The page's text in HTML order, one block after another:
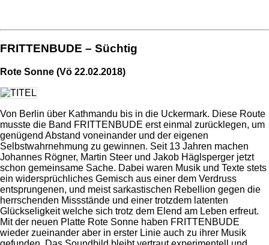
FRITTENBUDE – Süchtig
Rote Sonne (Vö 22.02.2018)
Von Berlin über Kathmandu bis in die Uckermark. Diese Route
musste die Band FRITTENBUDE erst einmal zurücklegen, um
genügend Abstand voneinander und der eigenen
Selbstwahrnehmung zu gewinnen. Seit 13 Jahren machen
Johannes Rögner, Martin Steer und Jakob Häglsperger jetzt
schon gemeinsame Sache. Dabei waren Musik und Texte stets
ein widersprüchliches Gemisch aus einer dem Verdruss
entsprungenen, und meist sarkastischen Rebellion gegen die
herrschenden Missstände und einer trotzdem latenten
Glückseligkeit welche sich trotz dem Elend am Leben erfreut.
Mit der neuen Platte Rote Sonne haben FRITTENBUDE
wieder zueinander aber in erster Linie auch zu ihrer Musik